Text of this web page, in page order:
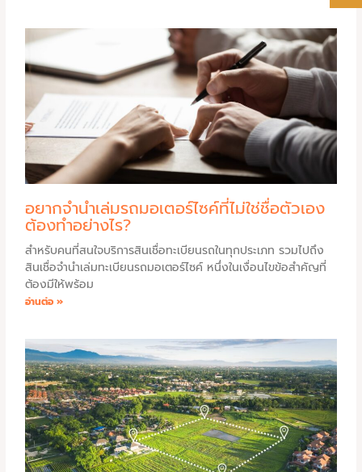
อยากจำนำเล่มรถมอเตอร์ไซค์ที่ไม่ใช่ชื่อตัวเอง
ต้องทำอย่างไร?
สำหรับคนที่สนใจบริการสินเชื่อทะเบียนรถในทุกประเภท รวมไปถึง
สินเชื่อจำนำเล่มทะเบียนรถมอเตอร์ไซค์ หนึ่งในเงื่อนไขข้อสำคัญที่
ต้องมีให้พร้อม
อ่านต่อ »